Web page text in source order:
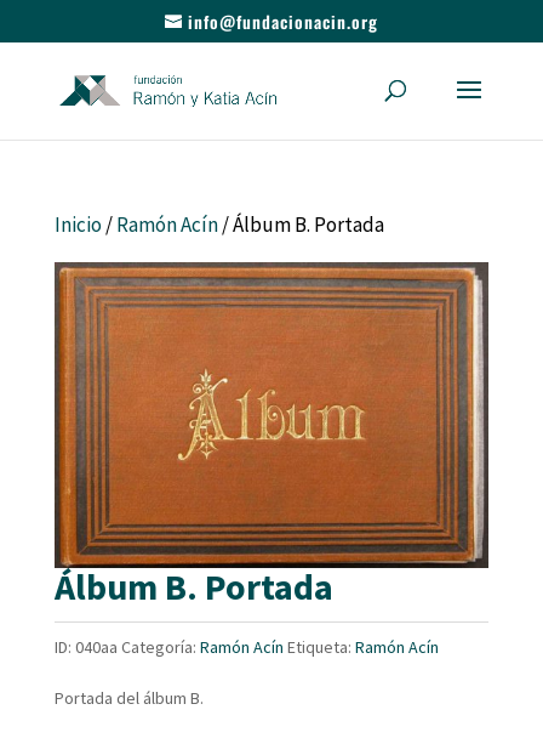
info@fundacionacin.org
Inicio/Ramón Acín/ Álbum B. Portada
Álbum B. Portada
ID: 040aa Categoría: Ramón Acín Etiqueta: Ramón Acín
Portada del álbum B.